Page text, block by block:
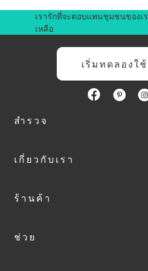
เรารักที่จะตอบแทนชุมชนของเ
เหลือ
เริ่มทดลองใ
สำรวจ
เกี่ยวกับเรา
ร้านค้า
ช่วย